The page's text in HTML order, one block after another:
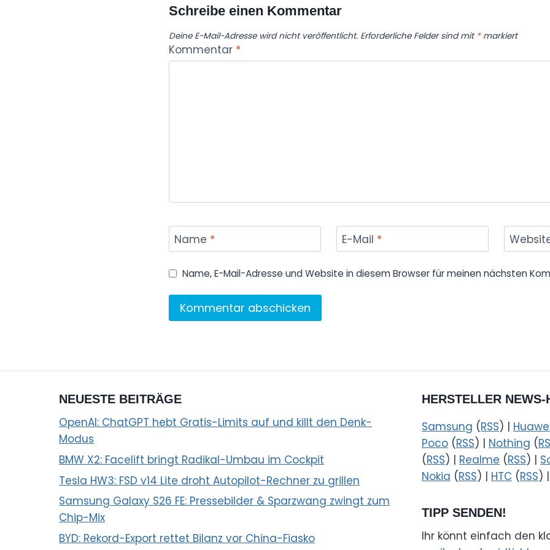
Schreibe einen Kommentar
Deine E-Mail-Adresse wird nicht veröffentlicht. Erforderliche Felder sind mit *markiert
Kommentar *
Name * E-Mail *
Name, E-Mail-Adresse und Website in diesem Browser für meinen nächsten
NEUESTE BEITRÄGE
OpenAI: ChatGPT hebt Gratis-Limits auf und killt den Denk-
Modus
BMW X2: Facelift bringt Radikal-Umbau im Cockpit
Tesla HW3: FSD v14 Lite droht Autopilot-Rechner zu grillen
Samsung Galaxy S26 FE: Pressebilder & Sparzwang zwingt zum
Chip-Mix
BYD: Rekord-Export rettet Bilanz vor China-Fiasko
HERSTELLER NEWS-
Samsung (RSS) |
Poco (RSS) | Nothing (
(RSS) | Realme (RSS) |
Nokia (RSS) | HTC (RSS) |
TIPP SENDEN!
Ihr könnt einfach den